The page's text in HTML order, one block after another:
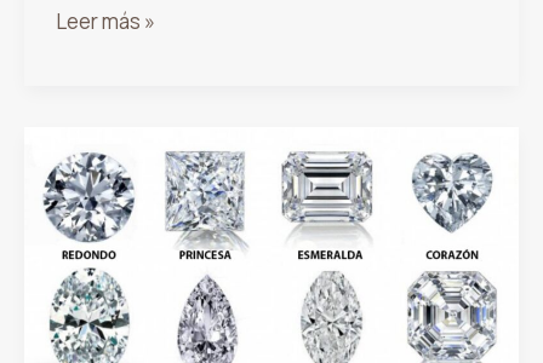
Los
su
importancia
en
la
joyería
Leer más »